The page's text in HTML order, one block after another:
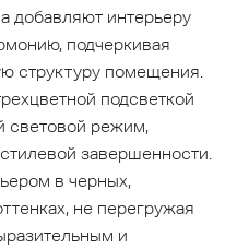
добавляют интерьеру
подчеркивая
структуру помещения.
подсветкой
световой режим,
завершенности.
в черных,
не перегружая
и